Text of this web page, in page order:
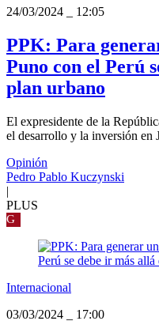
24/03/2024
12:05
PPK: Para
Puno con el Perú
plan urbano
El expresidente de la
el desarrollo y la inversión en
Opinión
Pedro Pablo Kuczynski
|
PLUS
G
Internacional
03/03/2024
17:00